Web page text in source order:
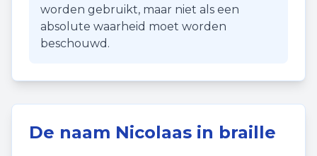
worden gebruikt, maar niet als een
absolute waarheid moet worden
beschouwd.
De naam Nicolaas in braille